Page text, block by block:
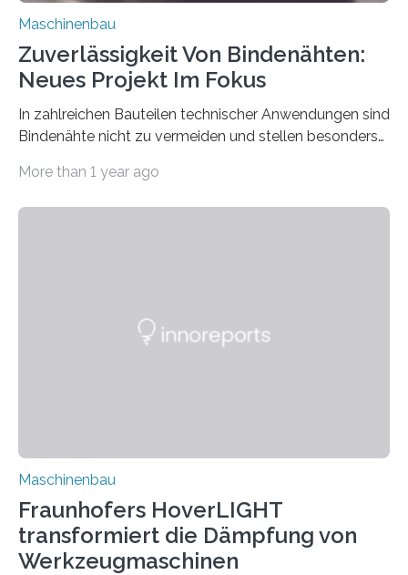
Maschinenbau
Zuverlässigkeit Von Bindenähten:
Neues Projekt Im Fokus
In zahlreichen Bauteilen technischer Anwendungen sind
Bindenähte nicht zu vermeiden und stellen besonders
Matrixmaterials eine große Herausforderung dar.
Durch den verstärkten Einsatz von Rezyklaten
More than 1 year ago
Maschinenbau
Fraunhofers HoverLIGHT
transformiert die Dämpfung von
Werkzeugmaschinen